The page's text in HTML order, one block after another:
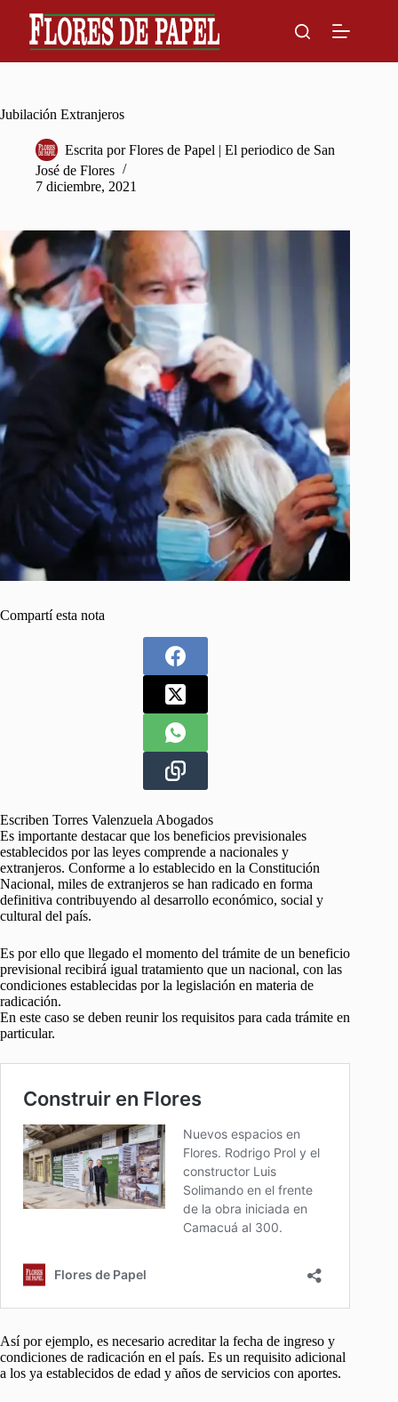
content
Jubilación Extranjeros
Escrita por Flores de Papel | El periodico de San
José de Flores
7 diciembre, 2021
Compartí esta nota
Escriben Torres Valenzuela Abogados
Es importante destacar que los beneficios previsionales
establecidos por las leyes comprende a nacionales y
extranjeros. Conforme a lo establecido en la Constitución
Nacional, miles de extranjeros se han radicado en forma
definitiva contribuyendo al desarrollo económico, social y
cultural del país.
Es por ello que llegado el momento del trámite de un beneficio
previsional recibirá igual tratamiento que un nacional, con las
condiciones establecidas por la legislación en materia de
radicación.
En este caso se deben reunir los requisitos para cada trámite en
particular.
Así por ejemplo, es necesario acreditar la fecha de ingreso y
condiciones de radicación en el país. Es un requisito adicional
a los ya establecidos de edad y años de servicios con aportes.